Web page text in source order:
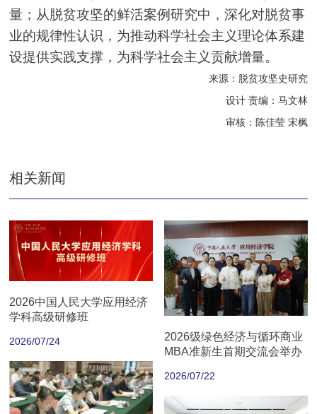
量；从脱贫攻坚的鲜活案例研究中，深化对脱贫事
业的规律性认识，为推动科学社会主义理论体系建
设提供实践支撑，为科学社会主义贡献增量。
来源：脱贫攻坚史研究
设计 责编：马文林
审核：陈佳莹 宋枫
相关新闻
2026中国人民大学应用经济
学科高级研修班
2026/07/24
2026级绿色经济与循环商业
MBA准新生首期交流会举办
2026/07/22